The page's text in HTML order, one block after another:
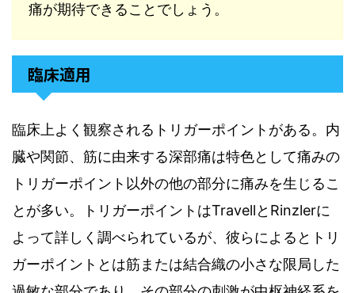
痛が期待できることでしょう。
臨床適用
臨床上よく観察されるトリガーポイントがある。内
臓や関節、 筋に由来する深部痛は特色として痛みの
トリガーポイント以外の他の部分に痛みを生じるこ
とが多い。 トリガーポイントはTravellと Rinzlerに
よって詳しく調べられているが、 彼らによるとトリ
ガーポイントとは筋または結合織の小さな限局した